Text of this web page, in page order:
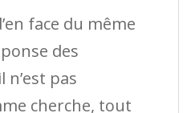
face du même
des
pas
cherche, tout